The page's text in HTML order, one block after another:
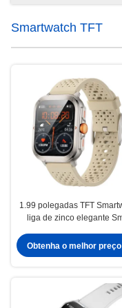
Smartwatch TFT
1.99 polegadas TFT
liga de zinco elegante
Obtenha o melhor preço